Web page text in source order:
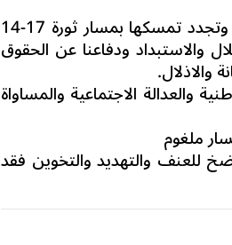
- تشدّد على التزامها بقضايا شعبنا وحقه في الحرية والكرامة والمساواة وتجدد تمسكها بمسار ثورة 17-14
ودفاعنا عن الحقوق
والعدالة الاجتماعية والمساواة
ملغوم
للعنف والتهديد والتخوين فقد